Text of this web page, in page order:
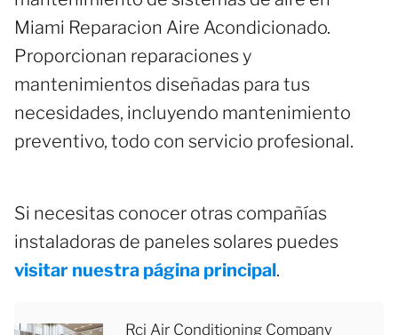
Miami Reparacion Aire Acondicionado.
Proporcionan reparaciones y
mantenimientos diseñadas para tus
necesidades, incluyendo mantenimiento
preventivo, todo con servicio profesional.
Si necesitas conocer otras compañías
instaladoras de paneles solares puedes
visitar nuestra página principal.
Rci Air Conditioning Company